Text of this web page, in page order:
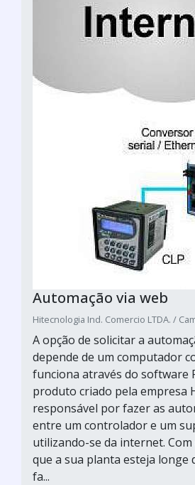
Automação via web
Hitecnologia Ind. Comercio LTDA. /
A opção de solicitar a
depende de um computador
funciona através do software
produto criado pela empresa
responsável por fazer as
entre um controlador e um
utilizando-se da internet. Com
que a sua planta esteja longe
fa...